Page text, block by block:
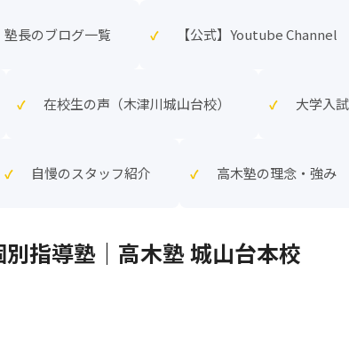
塾長のブログ一覧 【公式】Youtube Channel
在校生の声（木津川城山台校） 大学入
自慢のスタッフ紹介 高木塾の理念・強み
指導塾｜高木塾 城山台本校